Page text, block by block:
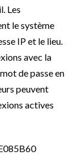
Les
le système
IP et le lieu.
avec la
de passe en
peuvent
actives